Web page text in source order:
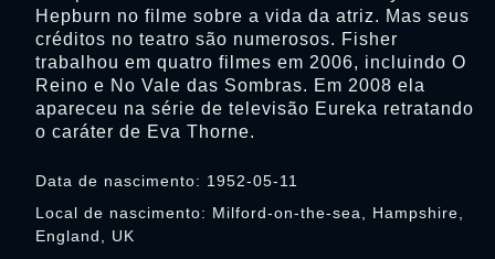
Data de nascimento: 1952-05-11
Local de nascimento: Milford-on-the-sea, Hampshire,
England, UK
Hepburn no filme sobre a vida da atriz. Mas seus
créditos no teatro são numerosos. Fisher
trabalhou em quatro filmes em 2006, incluindo O
Reino e No Vale das Sombras. Em 2008 ela
apareceu na série de televisão Eureka retratando
o caráter de Eva Thorne.